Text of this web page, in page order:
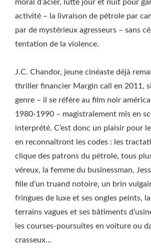
moral d’acier, lutte jour et nuit pour
activité – la livraison de pétrole par
par de mystérieux agresseurs – sans
tentation de la violence.
J.C. Chandor, jeune cinéaste déjà
thriller financier Margin call en 2011,
genre – il se réfère au film noir
1980-1990 – magistralement mis en
interprété. C’est donc un plaisir pour
en reconnaîtront les codes : les
clique des patrons du pétrole, tous
véreux, la femme du businessman,
fille d’un truand notoire, un brin
fringues de luxe et ses ongles peints,
terrains vagues et ses bâtiments
les courses-poursuites en voiture ou
crasseux…